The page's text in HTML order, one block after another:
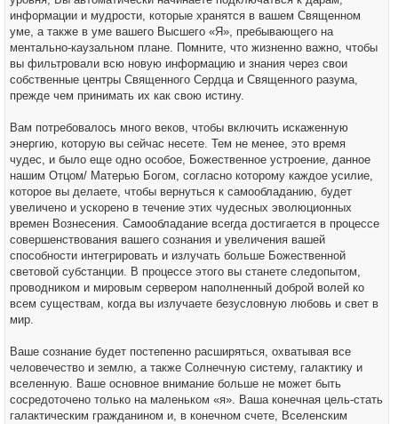
информации и мудрости, которые хранятся в вашем Священном
уме, а также в уме вашего Высшего «Я», пребывающего на
ментально-каузальном плане. Помните, что жизненно важно, чтобы
вы фильтровали всю новую информацию и знания через свои
собственные центры Священного Сердца и Священного разума,
прежде чем принимать их как свою истину.
Вам потребовалось много веков, чтобы включить искаженную
энергию, которую вы сейчас несете. Тем не менее, это время
чудес, и было еще одно особое, Божественное устроение, данное
нашим Отцом/ Матерью Богом, согласно которому каждое усилие,
которое вы делаете, чтобы вернуться к самообладанию, будет
увеличено и ускорено в течение этих чудесных эволюционных
времен Вознесения. Самообладание всегда достигается в процессе
совершенствования вашего сознания и увеличения вашей
способности интегрировать и излучать больше Божественной
световой субстанции. В процессе этого вы станете следопытом,
проводником и мировым сервером наполненный доброй волей ко
всем существам, когда вы излучаете безусловную любовь и свет в
мир.
Ваше сознание будет постепенно расширяться, охватывая все
человечество и землю, а также Солнечную систему, галактику и
вселенную. Ваше основное внимание больше не может быть
сосредоточено только на маленьком «я». Ваша конечная цель-стать
галактическим гражданином и, в конечном счете, Вселенским